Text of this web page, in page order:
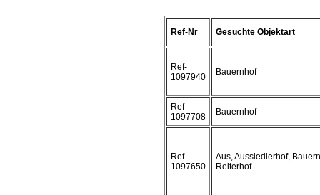
Ref-Nr Gesuchte Objektart
Ref-
1097940
Bauernhof
Ref-
1097708
Bauernhof
Ref-
1097650
Aus, Aussiedlerhof,
Reiterhof